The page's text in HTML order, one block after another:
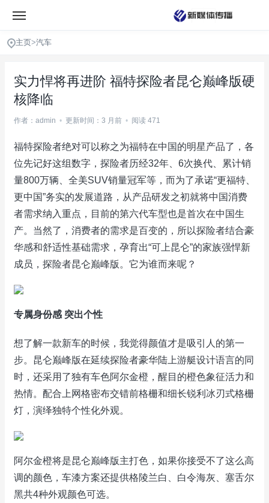
主页>汽车
实力悍将再进阶 福特探险者昆仑巅峰版硬
核降临
作者：admin • 更新时间：3 月前 • 阅读 471
福特探险者绝对可以称之为福特在中国的明星产品了，各
位先记好这组数字，探险者历经32年、6次换代、累计销
量800万辆、全美SUV销量冠军等，而为了承诺“更福特、
更中国”务实的发展道路，从产品研发之初就将中国消费
者需求纳入重点，目前的第六代车型也是首次在中国生
产。当然了，消费者的需求是百变的，所以探险者结合豪
华感和舒适性基础需求，孕育出“可上昆仑”的家族强悍新
成员，探险者昆仑巅峰版。它为谁而来呢？
专属身份感 突出个性
想了解一款新车的时候，我觉得颜值才是吸引人的第一
步。昆仑巅峰版在延续探险者豪华陆上游艇设计语言的同
时，还采用了独有车色阿尔金橙，醒目的橙色象征活力和
热情。配合上网格密布交错前格栅和细长锐利冰刃式格栅
灯，演绎独特个性化外观。
阿尔金橙将是昆仑巅峰版主打色，如果你接受不了这么高
调的颜色，车漆方案还提供格陵兰白、白令海灰、塞舌尔
黑共4种外观颜色可选。